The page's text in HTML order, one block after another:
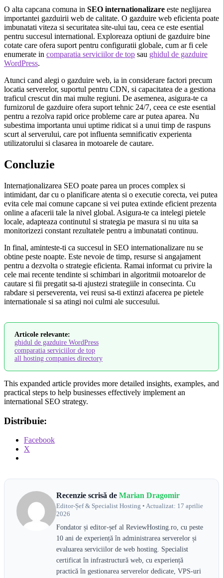
O alta capcana comuna in SEO internationalizare este neglijarea
importantei gazduirii web de calitate. O gazduire web eficienta poate
imbunatati viteza si securitatea site-ului tau, ceea ce este esential
pentru succesul international. Exploreaza optiuni de gazduire bine
cotate care ofera suport pentru configuratii globale, cum ar fi cele
enumerate in comparatia serviciilor de top sau ghidul de gazduire
WordPress.
Atunci cand alegi o gazduire web, ia in considerare factori precum
locatia serverelor, suportul pentru CDN, si capacitatea de a gestiona
traficul crescut din mai multe regiuni. De asemenea, asigura-te ca
furnizorul de gazduire ofera suport tehnic 24/7, ceea ce este esential
pentru a rezolva rapid orice probleme care ar putea aparea. Nu
subestima importanta unui uptime ridicat si a unui timp de raspuns
scurt al serverului, care pot influenta semnificativ experienta
utilizatorului si clasarea in motoarele de cautare.
Concluzie
Internaționalizarea SEO poate parea un proces complex si
intimidant, dar cu o planificare atenta si o executie corecta, vei putea
evita cele mai comune capcane si vei putea extinde eficient prezenta
online a afacerii tale la nivel global. Asigura-te ca intelegi pietele
locale, adapteaza continutul si strategia pe masura si nu uita sa
monitorizezi constant rezultatele pentru a imbunatati continuu.
In final, aminteste-ti ca succesul in SEO internationalizare nu se
obtine peste noapte. Este nevoie de timp, resurse si angajament
pentru a dezvolta o strategie eficienta. Ramai informat cu privire la
cele mai recente tendinte si schimbari in algoritmii motoarelor de
cautare si fii pregatit sa-ti ajustezi strategiile in consecinta. Cu
rabdare si perseverenta, vei reusi sa-ti extinzi afacerea pe pietele
internationale si sa atingi noi culmi ale succesului.
Articole relevante:
ghidul de gazduire WordPress
comparatia serviciilor de top
all hosting companies directory
This expanded article provides more detailed insights, examples, and
practical steps to help businesses effectively implement an
international SEO strategy.
Distribuie:
Facebook
X
Recenzie scrisă de Marian Dragomir
Editor-Șef & Specialist Hosting • Actualizat: 17 aprilie
2026
Fondator și editor-șef al ReviewHosting.ro, cu peste
10 ani de experiență în administrarea serverelor și
evaluarea serviciilor de web hosting. Specialist
certificat în infrastructură web, cu experiență
practică în gestionarea serverelor dedicate, VPS-uri